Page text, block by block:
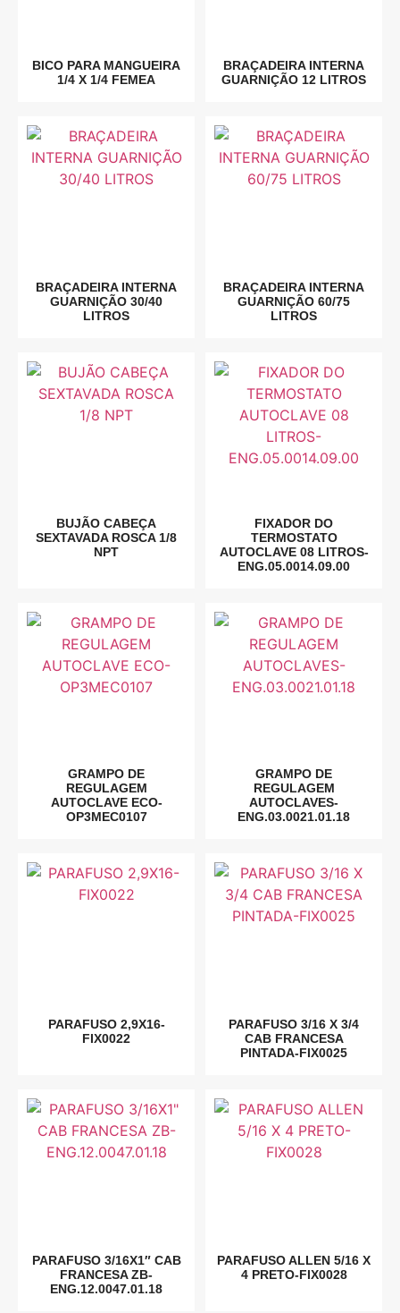
BICO PARA MANGUEIRA
1/4 X 1/4 FEMEA
BRAÇADEIRA INTERNA
GUARNIÇÃO 12 LITROS
BRAÇADEIRA INTERNA
GUARNIÇÃO 30/40
LITROS
BRAÇADEIRA INTERNA
GUARNIÇÃO 60/75
LITROS
BUJÃO CABEÇA
SEXTAVADA ROSCA 1/8
NPT
FIXADOR DO
TERMOSTATO
AUTOCLAVE 08 LITROS-
ENG.05.0014.09.00
GRAMPO DE
REGULAGEM
AUTOCLAVE ECO-
OP3MEC0107
GRAMPO DE
REGULAGEM
AUTOCLAVES-
ENG.03.0021.01.18
PARAFUSO 2,9X16-
FIX0022
PARAFUSO 3/16 X 3/4
CAB FRANCESA
PINTADA-FIX0025
PARAFUSO 3/16X1″ CAB
FRANCESA ZB-
ENG.12.0047.01.18
PARAFUSO ALLEN 5/16 X
4 PRETO-FIX0028